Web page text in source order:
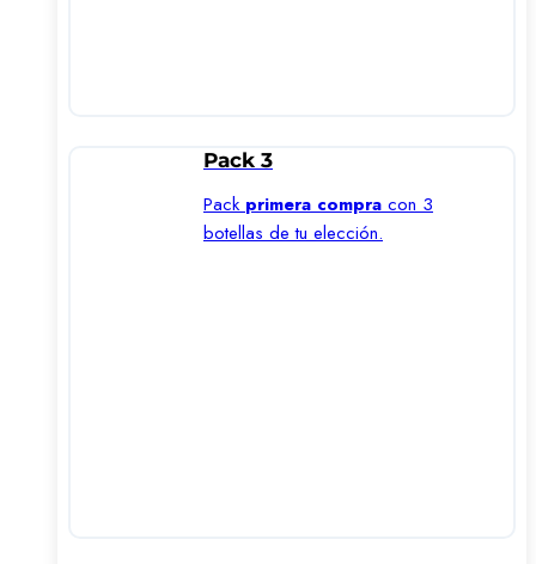
Pack 3
Pack primera compra con 3
botellas de tu elección.